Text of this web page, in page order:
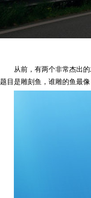
从前，有两个非常杰出
题目是雕刻鱼，谁雕的鱼最